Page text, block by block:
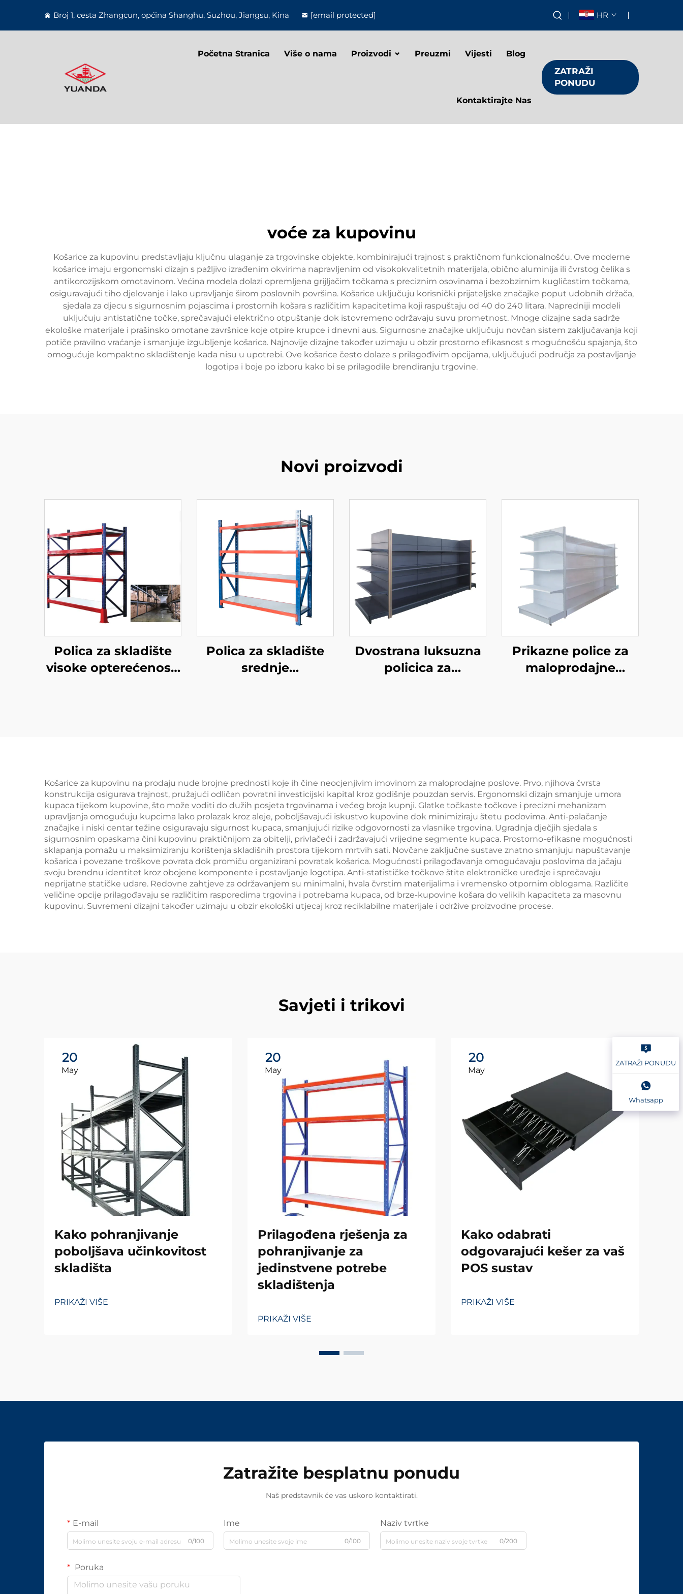
Broj 1, cesta Zhangcun, općina Shanghu, Suzhou, Jiangsu, Kina [email protected] HR
Početna Stranica Više o nama Proizvodi Preuzmi Vijesti Blog
Kontaktirajte Nas
ZATRAŽI
PONUDU
voće za kupovinu
Košarice za kupovinu predstavljaju ključnu ulaganje za trgovinske objekte, kombinirajući trajnost s praktičnom funkcionalnošću. Ove moderne
košarice imaju ergonomski dizajn s pažljivo izrađenim okvirima napravljenim od visokokvalitetnih materijala, obično aluminija ili čvrstog čelika s
antikorozijskom omotavinom. Većina modela dolazi opremljena grijljačim točkama s preciznim osovinama i bezobzirnim kugličastim točkama,
osiguravajući tiho djelovanje i lako upravljanje širom poslovnih površina. Košarice uključuju korisnički prijateljske značajke poput udobnih držača,
sjedala za djecu s sigurnosnim pojascima i prostornih košara s različitim kapacitetima koji raspuštaju od 40 do 240 litara. Napredniji modeli
uključuju antistatične točke, sprečavajući električno otpuštanje dok istovremeno održavaju suvu prometnost. Mnoge dizajne sada sadrže
ekološke materijale i prašinsko omotane završnice koje otpire krupce i dnevni aus. Sigurnosne značajke uključuju novčan sistem zaključavanja koji
potiče pravilno vraćanje i smanjuje izgubljenje košarica. Najnovije dizajne također uzimaju u obzir prostorno efikasnost s mogućnošću spajanja, što
omogućuje kompaktno skladištenje kada nisu u upotrebi. Ove košarice često dolaze s prilagođivim opcijama, uključujući područja za postavljanje
logotipa i boje po izboru kako bi se prilagodile brendiranju trgovine.
Novi proizvodi
Polica za skladište
visoke opterećenosti
Polica za skladište
srednje
Dvostrana luksuzna
policica za
Prikazne police za
maloprodajne
Košarice za kupovinu na prodaju nude brojne prednosti koje ih čine neocjenjivim imovinom za maloprodajne poslove. Prvo, njihova čvrsta
konstrukcija osigurava trajnost, pružajući odličan povratni investicijski kapital kroz godišnje pouzdan servis. Ergonomski dizajn smanjuje umora
kupaca tijekom kupovine, što može voditi do dužih posjeta trgovinama i većeg broja kupnji. Glatke točkaste točkove i precizni mehanizam
upravljanja omogućuju kupcima lako prolazak kroz aleje, poboljšavajući iskustvo kupovine dok minimiziraju štetu podovima. Anti-palačanje
značajke i niski centar težine osiguravaju sigurnost kupaca, smanjujući rizike odgovornosti za vlasnike trgovina. Ugradnja dječjih sjedala s
sigurnosnim opaskama čini kupovinu praktičnijom za obitelji, privlačeći i zadržavajući vrijedne segmente kupaca. Prostorno-efikasne mogućnosti
sklapanja pomažu u maksimiziranju korištenja skladišnih prostora tijekom mrtvih sati. Novčane zaključne sustave znatno smanjuju napuštavanje
košarica i povezane troškove povrata dok promiču organizirani povratak košarica. Mogućnosti prilagođavanja omogućavaju poslovima da jačaju
svoju brendnu identitet kroz obojene komponente i postavljanje logotipa. Anti-statističke točkove štite elektroničke uređaje i sprečavaju
neprijatne statičke udare. Redovne zahtjeve za održavanjem su minimalni, hvala čvrstim materijalima i vremensko otpornim oblogama. Različite
veličine opcije prilagođavaju se različitim rasporedima trgovina i potrebama kupaca, od brze-kupovine košara do velikih kapaciteta za masovnu
kupovinu. Suvremeni dizajni također uzimaju u obzir ekološki utjecaj kroz reciklabilne materijale i održive proizvodne procese.
Savjeti i trikovi
20
May
Kako pohranjivanje
poboljšava učinkovitost
skladišta
PRIKAŽI VIŠE
20
May
Prilagođena rješenja za
pohranjivanje za
jedinstvene potrebe
skladištenja
PRIKAŽI VIŠE
20
May
Kako odabrati
odgovarajući kešer za vaš
POS sustav
PRIKAŽI VIŠE
Zatražite besplatnu ponudu
Naš predstavnik će vas uskoro kontaktirati.
E-mail
0/100
Ime
0/100
Naziv tvrtke
0/200
Poruka
ZATRAŽI PONUDU
Whatsapp